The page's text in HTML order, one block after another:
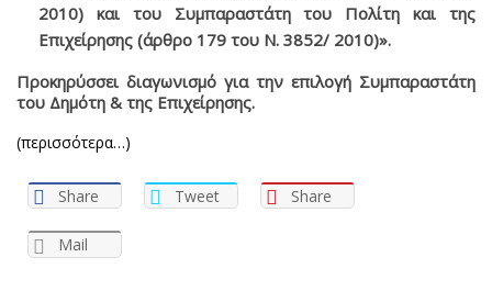
2010) και του Συμπαραστάτη του Πολίτη και της
Επιχείρησης (άρθρο 179 του Ν. 3852/ 2010)».
Προκηρύσσει διαγωνισμό για την επιλογή Συμπαραστάτη
του Δημότη & της Επιχείρησης.
(περισσότερα…)
Share Tweet Share
Mail